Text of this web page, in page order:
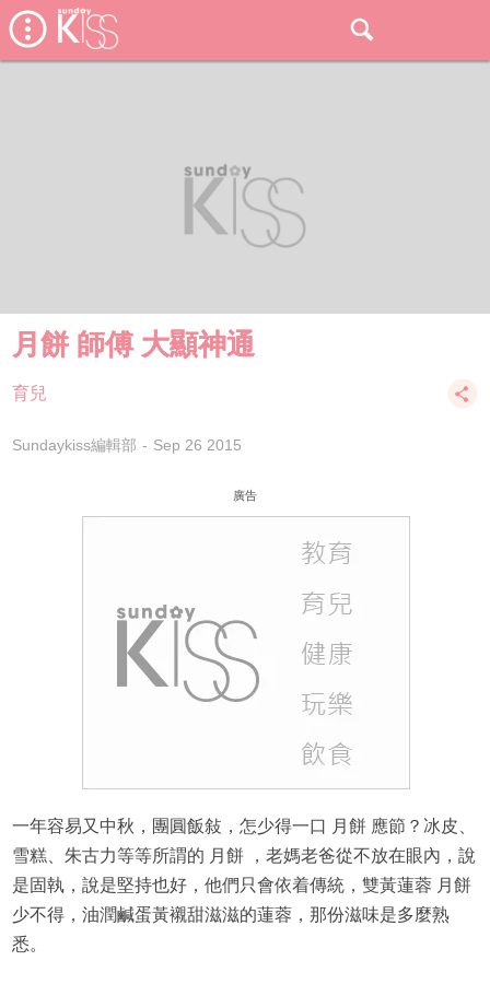
月餅 師傅 大顯神通
育兒
Sundaykiss編輯部 Sep 26 2015
廣告
一年容易又中秋，團圓飯敍，怎少得一口 月餅 應節？冰皮、
雪糕、朱古力等等所謂的 月餅 ，老媽老爸從不放在眼內，說
是固執，說是堅持也好，他們只會依着傳統，雙黃蓮蓉 月餅
少不得，油潤鹹蛋黃襯甜滋滋的蓮蓉，那份滋味是多麼熟
悉。